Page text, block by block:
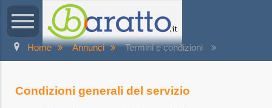
Home Annunci Termini e condizioni
Condizioni generali del servizio